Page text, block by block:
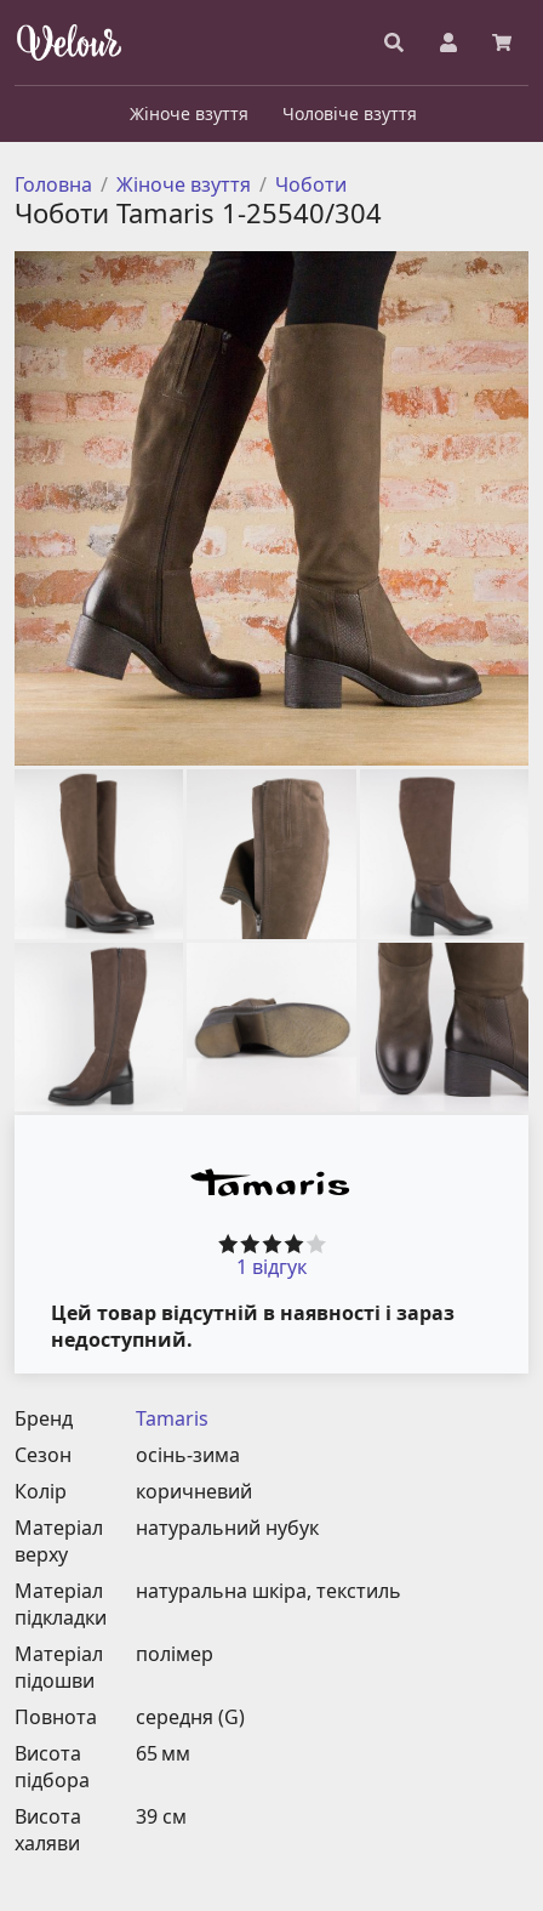
Жіноче взуття Чоловіче взуття
Головна Жіноче взуття Чоботи
Чоботи Tamaris 1-25540/304
1 відгук
Цей товар відсутній в наявності і зараз
недоступний.
Бренд
Tamaris
Сезон
осінь-зима
Колір
коричневий
Матеріал
верху
натуральний нубук
Матеріал
підкладки
натуральна шкіра, текстиль
Матеріал
підошви
полімер
Повнота
середня (G)
Висота
підбора
65 мм
Висота
халяви
39 см